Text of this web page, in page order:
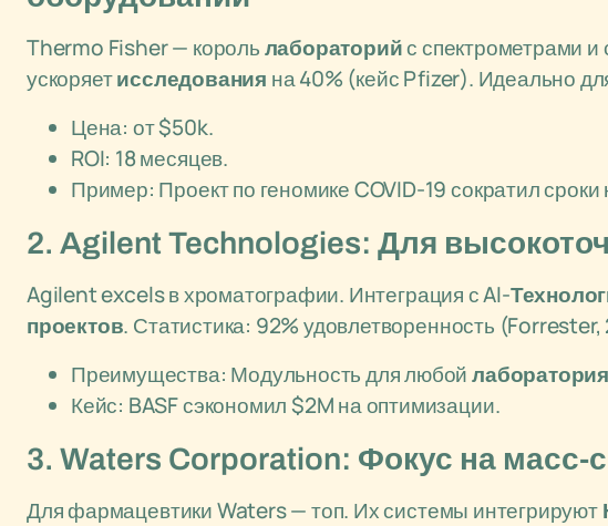
Thermo Fisher — корольлабораторийс спектрометрами
ускоряетисследования на 40% (кейс Pfizer). Идеально
Цена: от $50k.
ROI: 18 месяцев.
Пример: Проект по геномике COVID-19 сократил
2. Agilent Technologies: Для
Agilent excels в хроматографии. Интеграция с AI-
проектов. Статистика: 92% удовлетворенность
Преимущества: Модульность для любойлаборатория
Кейс: BASF сэкономил $2M на оптимизации.
3. Waters Corporation: Фокус на масс-
Для фармацевтики Waters — топ. Их системы интегрируют